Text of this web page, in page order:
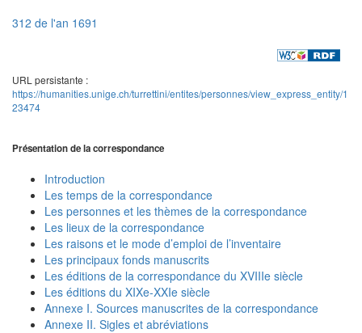
312 de l'an 1691
URL persistante :
https://humanities.unige.ch/turrettini/entites/personnes/view_express_entity/1
23474
Présentation de la correspondance
Introduction
Les temps de la correspondance
Les personnes et les thèmes de la correspondance
Les lieux de la correspondance
Les raisons et le mode d’emploi de l’inventaire
Les principaux fonds manuscrits
Les éditions de la correspondance du XVIIIe siècle
Les éditions du XIXe-XXIe siècle
Annexe I. Sources manuscrites de la correspondance
Annexe II. Sigles et abréviations